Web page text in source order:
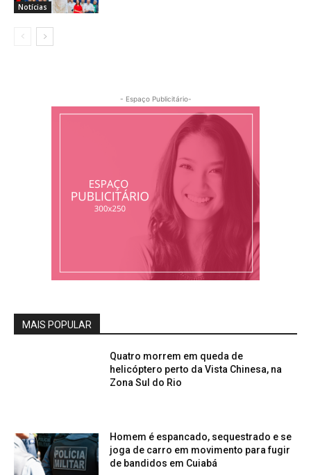
Notícias
- Espaço Publicitário-
MAIS POPULAR
Quatro morrem em queda de
helicóptero perto da Vista Chinesa, na
Zona Sul do Rio
Homem é espancado, sequestrado e se
joga de carro em movimento para fugir
de bandidos em Cuiabá